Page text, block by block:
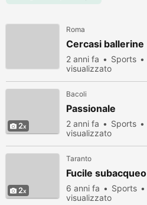
Roma
Cercasi ballerine
2 anni fa Sports
visualizzato
2
Bacoli
Passionale
2 anni fa Sports
visualizzato
2
Taranto
Fucile subacqueo
6 anni fa Sports
visualizzato